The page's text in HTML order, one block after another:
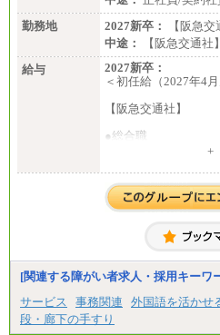
勤務地
2027新卒：
【阪急
中途：
【阪急交通
給与
2027新卒：
＜初任給（2027年4
【阪急交通社】
●総合職
(※3)、239,000円
・専門・短大卒
(※3)、218,500円
※1…東京都、埼玉県
※2…大阪府、京都府
※3…愛知県、静岡県
※4…北海道、宮城県
潟県、富山県、石川
香川県、福岡県
+
[関連する障がい者求人・採用キーワ
サービス
事務関連 外国語を活かせ
段・廊下の手すり